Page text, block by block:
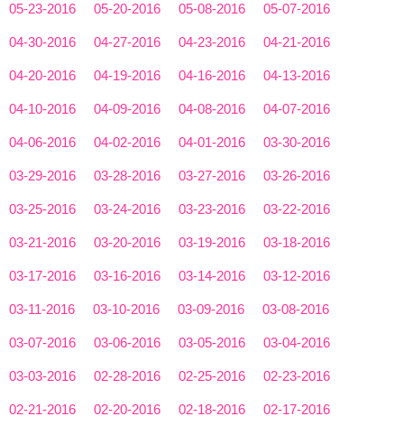
05-23-2016 05-20-2016 05-08-2016 05-07-2016
04-30-2016 04-27-2016 04-23-2016 04-21-2016
04-20-2016 04-19-2016 04-16-2016 04-13-2016
04-10-2016 04-09-2016 04-08-2016 04-07-2016
04-06-2016 04-02-2016 04-01-2016 03-30-2016
03-29-2016 03-28-2016 03-27-2016 03-26-2016
03-25-2016 03-24-2016 03-23-2016 03-22-2016
03-21-2016 03-20-2016 03-19-2016 03-18-2016
03-17-2016 03-16-2016 03-14-2016 03-12-2016
03-11-2016 03-10-2016 03-09-2016 03-08-2016
03-07-2016 03-06-2016 03-05-2016 03-04-2016
03-03-2016 02-28-2016 02-25-2016 02-23-2016
02-21-2016 02-20-2016 02-18-2016 02-17-2016